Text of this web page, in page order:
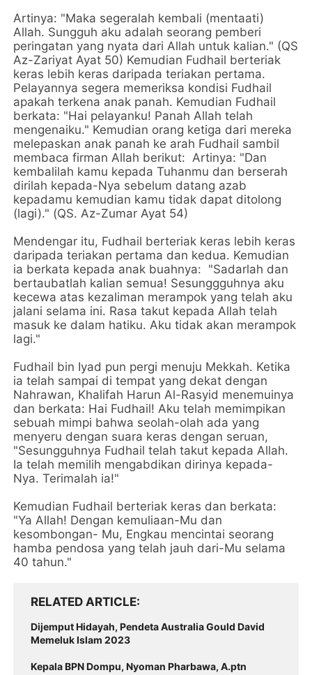
Artinya: "Maka segeralah kembali (mentaati)
Allah. Sungguh aku adalah seorang pemberi
peringatan yang nyata dari Allah untuk kalian." (QS
Az-Zariyat Ayat 50) Kemudian Fudhail berteriak
keras lebih keras daripada teriakan pertama.
Pelayannya segera memeriksa kondisi Fudhail
apakah terkena anak panah. Kemudian Fudhail
berkata: "Hai pelayanku! Panah Allah telah
mengenaiku." Kemudian orang ketiga dari mereka
melepaskan anak panah ke arah Fudhail sambil
membaca firman Allah berikut: Artinya: "Dan
kembalilah kamu kepada Tuhanmu dan berserah
dirilah kepada-Nya sebelum datang azab
kepadamu kemudian kamu tidak dapat ditolong
(lagi)." (QS. Az-Zumar Ayat 54)
Mendengar itu, Fudhail berteriak keras lebih keras
daripada teriakan pertama dan kedua. Kemudian
ia berkata kepada anak buahnya: "Sadarlah dan
bertaubatlah kalian semua! Sesunggguhnya aku
kecewa atas kezaliman merampok yang telah aku
jalani selama ini. Rasa takut kepada Allah telah
masuk ke dalam hatiku. Aku tidak akan merampok
lagi."
Fudhail bin Iyad pun pergi menuju Mekkah. Ketika
ia telah sampai di tempat yang dekat dengan
Nahrawan, Khalifah Harun Al-Rasyid menemuinya
dan berkata: Hai Fudhail! Aku telah memimpikan
sebuah mimpi bahwa seolah-olah ada yang
menyeru dengan suara keras dengan seruan,
"Sesungguhnya Fudhail telah takut kepada Allah.
Ia telah memilih mengabdikan dirinya kepada-
Nya. Terimalah ia!"
Kemudian Fudhail berteriak keras dan berkata:
"Ya Allah! Dengan kemuliaan-Mu dan
kesombongan- Mu, Engkau mencintai seorang
hamba pendosa yang telah jauh dari-Mu selama
40 tahun."
RELATED ARTICLE
Dijemput Hidayah, Pendeta Australia Gould David
Memeluk Islam 2023
Kepala BPN Dompu, Nyoman Pharbawa, A.ptn